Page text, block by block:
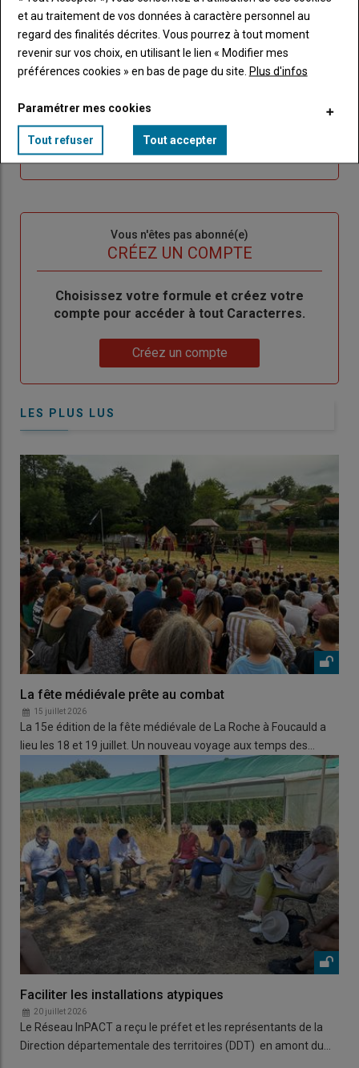
Body
Connectez-vous à votre compte pour profiter
de votre abonnement
"Créer
un
nouveau
compte"
Lien
"Réinitialiser
votre
mot
de
Réinitialiser votre mot de passe
Lien
"Je
me
Je me connecte
Vous n'êtes pas abonné(e)
CRÉEZ UN COMPTE
BodyChoisissez votre formule et créez votre
compte pour accéder à tout Caracterres.
Créez un compte
LES PLUS LUS
La fête médiévale prête au combat
15 juillet 2026
La 15e édition de la fête médiévale de La Roche à Foucauld a
lieu les 18 et 19 juillet. Un nouveau voyage aux temps des…
Faciliter les installations atypiques
20 juillet 2026
Le Réseau InPACT a reçu le préfet et les représentants de la
Direction départementale des territoires (DDT) en amont du…
et au traitement de vos données à caractère personnel au
regard des finalités décrites. Vous pourrez à tout moment
revenir sur vos choix, en utilisant le lien « Modifier mes
préférences cookies » en bas de page du site. Plus d'infos
Paramétrer mes cookies
Tout refuser Tout accepter